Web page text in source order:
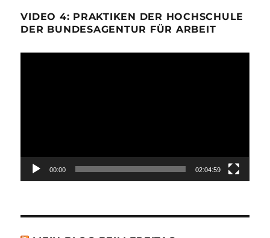
VIDEO 4: PRAKTIKEN DER HOCHSCHULE
DER BUNDESAGENTUR FÜR ARBEIT
00:00 02:04:59